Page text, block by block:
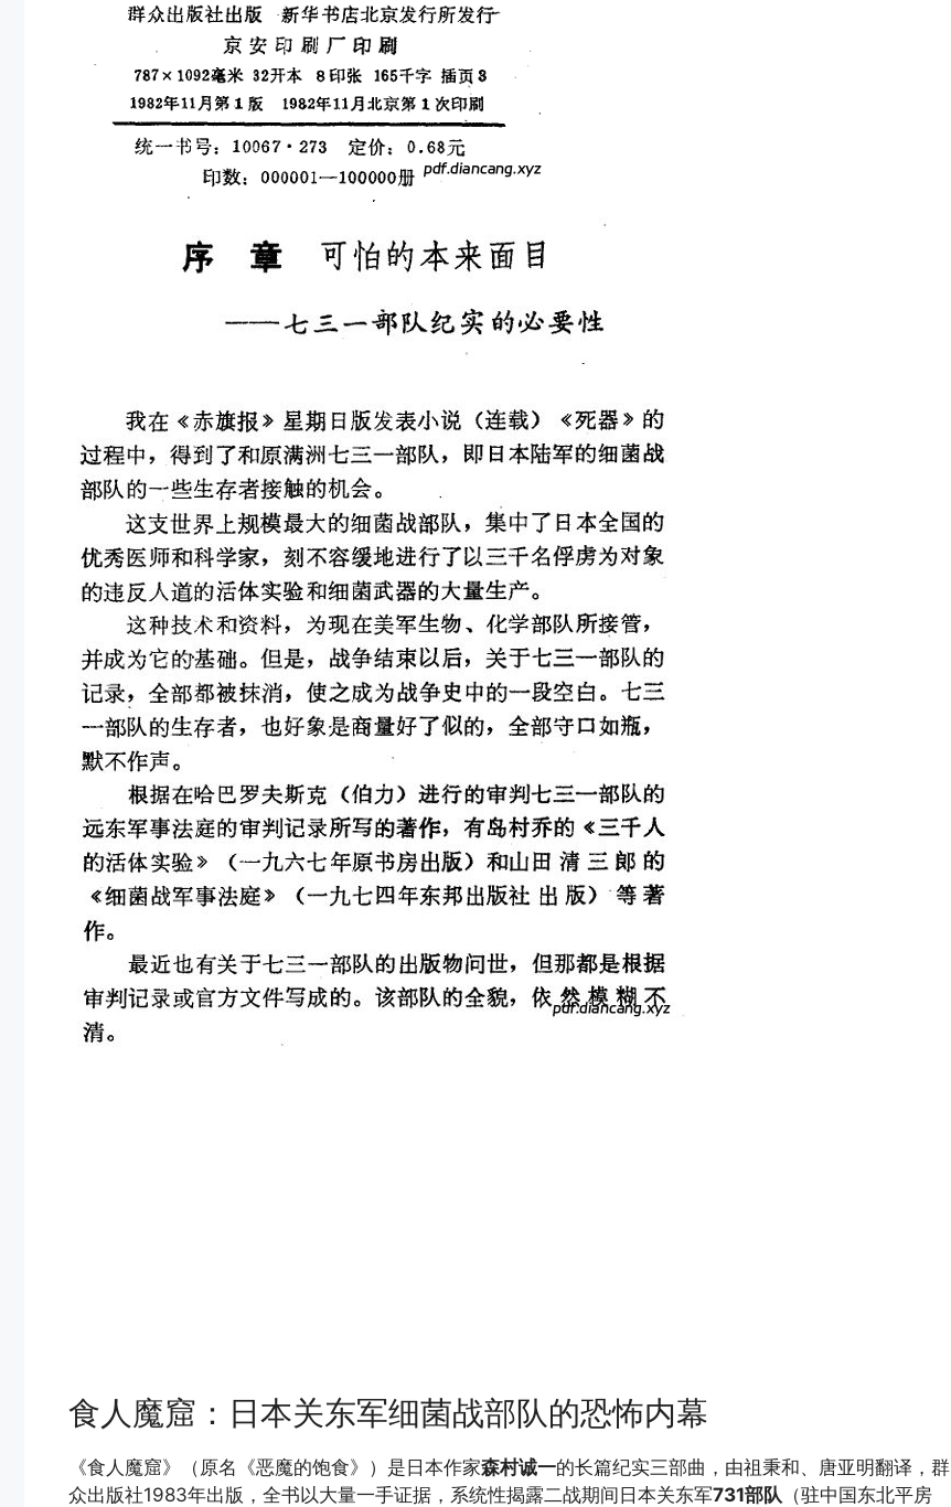
食人魔窟：日本关东军细菌战部队的恐怖内幕
《食人魔窟》（原名《恶魔的饱食》）是日本作家森村诚一的长篇纪实三部曲，由祖秉和、唐亚明翻译，群
众出版社1983年出版，全书以大量一手证据，系统性揭露二战期间日本关东军731部队 （驻中国东北平房